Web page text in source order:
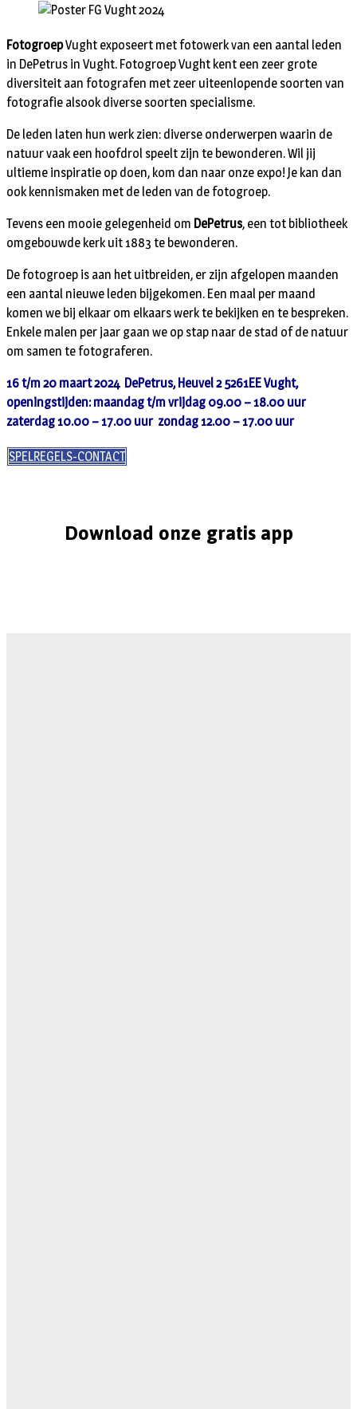
FotogroepVught exposeert met fotowerk van een aantal leden
in DePetrus in Vught. Fotogroep Vught kent een zeer grote
diversiteit aan fotografen met zeer uiteenlopende soorten van
fotografie alsook diverse soorten specialisme.
De leden laten hun werk zien: diverse onderwerpen waarin de
natuur vaak een hoofdrol speelt zijn te bewonderen. Wil jij
ultieme inspiratie op doen, kom dan naar onze expo! Je kan dan
ook kennismaken met de leden van de fotogroep.
Tevens een mooie gelegenheid om DePetrus, een tot bibliotheek
omgebouwde kerk uit 1883 te bewonderen.
De fotogroep is aan het uitbreiden, er zijn afgelopen maanden
een aantal nieuwe leden bijgekomen. Een maal per maand
komen we bij elkaar om elkaars werk te bekijken en te bespreken.
Enkele malen per jaar gaan we op stap naar de stad of de natuur
om samen te fotograferen.
16 t/m 20 maart 2024 DePetrus, Heuvel 2 5261EE Vught,
openingstijden: maandag t/m vrijdag 09.00 – 18.00 uur
zaterdag 10.00 – 17.00 uur zondag 12.00 – 17.00 uur
SPELREGELS-CONTACT
Download onze gratis app